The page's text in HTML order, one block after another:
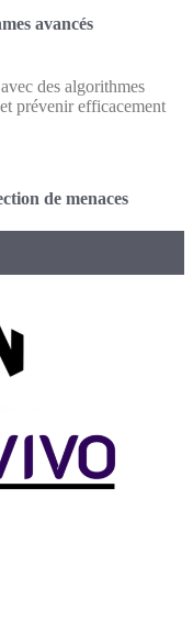
avancés
des algorithmes
prévenir efficacement
de menaces